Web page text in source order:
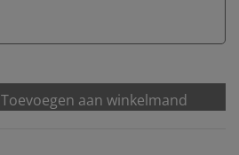
Toevoegen aan winkelmand